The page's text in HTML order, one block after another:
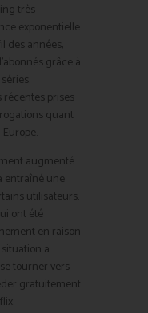
très
exponentielle
des années,
grâce à
prises
quant
augmenté
entraîné une
utilisateurs.
ont été
en raison
a
tourner vers
gratuitement